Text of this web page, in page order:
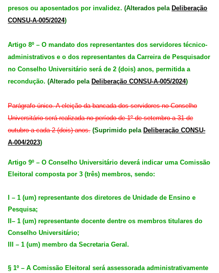
presos ou aposentados por invalidez. (Alterados pela Deliberação
CONSU-A-005/2024)
Artigo 8º – O mandato dos representantes dos servidores técnico-
administrativos e o dos representantes da Carreira de Pesquisador
no Conselho Universitário será de 2 (dois) anos, permitida a
recondução. (Alterado pela Deliberação CONSU-A-005/2024)
Parágrafo único. A eleição da bancada dos servidores no Conselho
Universitário será realizada no período de 1º de setembro a 31 de
outubro a cada 2 (dois) anos. (Suprimido pela Deliberação CONSU-
A-004/2023)
Artigo 9º – O Conselho Universitário deverá indicar uma Comissão
Eleitoral composta por 3 (três) membros, sendo:
I – 1 (um) representante dos diretores de Unidade de Ensino e
Pesquisa;
II– 1 (um) representante docente dentre os membros titulares do
Conselho Universitário;
III – 1 (um) membro da Secretaria Geral.
§ 1º – A Comissão Eleitoral será assessorada administrativamente